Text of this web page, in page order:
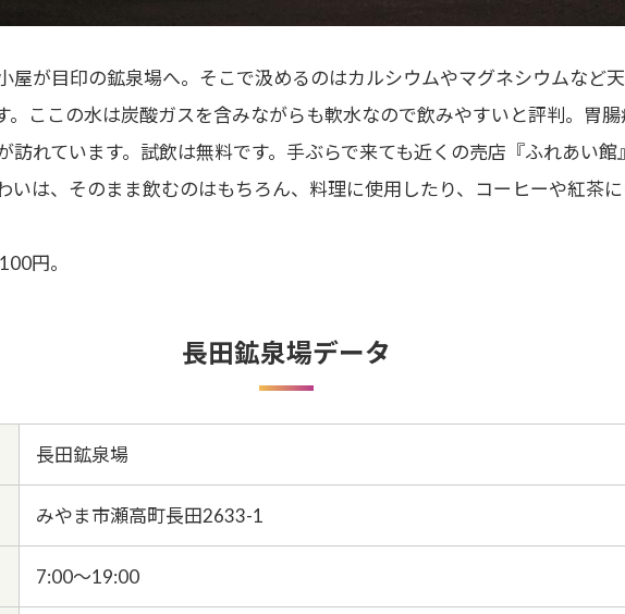
屋が目印の鉱泉場へ。そこで汲めるのはカルシウムやマグネシウムなど
ここの水は炭酸ガスを含みながらも軟水なので飲みやすいと評判。胃
れています。試飲は無料です。手ぶらで来ても近くの売店『ふれあい館
は、そのまま飲むのはもちろん、料理に使用したり、コーヒーや紅茶に
円。
長田鉱泉場データ
長田鉱泉場
みやま市瀬高町長田2633-1
7:00～19:00